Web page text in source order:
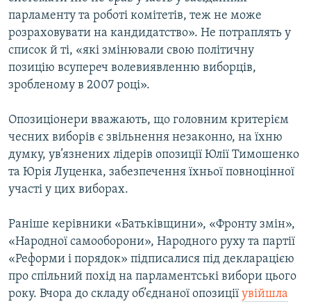
парламенту та роботі комітетів, теж не може
розраховувати на кандидатство». Не потраплять у
список й ті, «які змінювали свою політичну
позицію всупереч волевиявленню виборців,
зробленому в 2007 році».
Опозиціонери вважають, що головним критерієм
чесних виборів є звільнення незаконно, на їхню
думку, ув’язнених лідерів опозиції Юлії Тимошенко
та Юрія Луценка, забезпечення їхньої повноцінної
участі у цих виборах.
Раніше керівники «Батьківщини», «Фронту змін»,
«Народної самооборони», Народного руху та партії
«Реформи і порядок» підписалися під декларацією
про спільний похід на парламентські вибори цього
року. Вчора до складу об’єднаної опозиції увійшла